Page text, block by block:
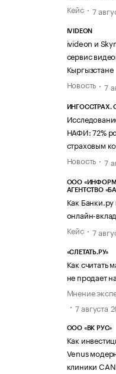
Кейс
7
IVIDEON
ivideon и
сервис
Кыргызстане
Новость
7
ИНГОССТРАХ.
НАФИ: 72%
страховым
Новость
7
ООО
АГЕНТСТВО
Как
онлайн-
Кейс
7
«СЛЕТАТЬ.РУ»
Как считать
не продает
Мнение
7 августа
ООО «ВК РУС»
Как
Venus
клиники